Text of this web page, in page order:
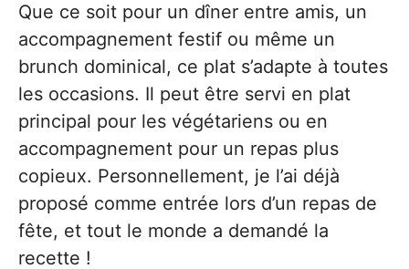
Que ce soit pour un dîner entre amis, un
accompagnement festif ou même un
brunch dominical, ce plat s’adapte à toutes
les occasions. Il peut être servi en plat
principal pour les végétariens ou en
accompagnement pour un repas plus
copieux. Personnellement, je l’ai déjà
proposé comme entrée lors d’un repas de
fête, et tout le monde a demandé la
recette !